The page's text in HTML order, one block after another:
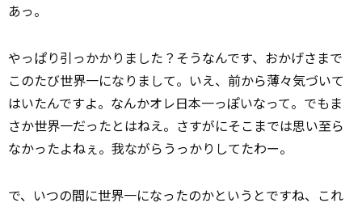
あっ。
やっぱり引っかかりました？そうなんです、おかげさまで
このたび世界一になりまして。いえ、前から薄々気づいて
はいたんですよ。なんかオレ日本一っぽいなって。でもま
さか世界一だったとはねえ。さすがにそこまでは思い至ら
なかったよねぇ。我ながらうっかりしてたわー。
で、いつの間に世界一になったのかというとですね、これ